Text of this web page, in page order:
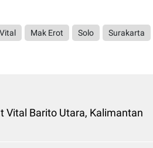
Mak Erot Solo Surakarta
Vital Barito Utara, Kalimantan